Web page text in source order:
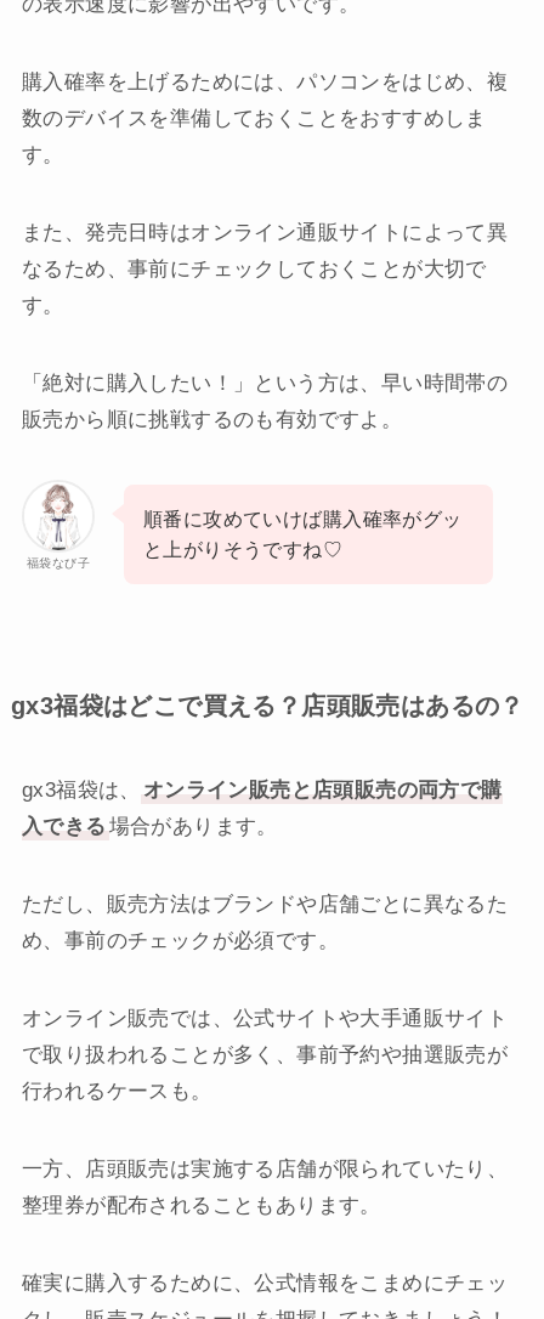
購入確率を上げるためには、パソコンをはじめ、複
数のデバイスを準備しておくことをおすすめしま
す。
また、発売日時はオンライン通販サイトによって異
なるため、事前にチェックしておくことが大切で
す。
「絶対に購入したい！」という方は、早い時間帯の
販売から順に挑戦するのも有効ですよ。
福袋なび子
順番に攻めていけば購入確率がグッ
と上がりそうですね♡
gx3福袋はどこで買える？店頭販売はあるの？
gx3福袋は、
オンライン販売と店頭販売の両方で購
入できる 場合があります。
ただし、販売方法はブランドや店舗ごとに異なるた
め、事前のチェックが必須です。
オンライン販売では、公式サイトや大手通販サイト
で取り扱われることが多く、事前予約や抽選販売が
行われるケースも。
一方、店頭販売は実施する店舗が限られていたり、
整理券が配布されることもあります。
確実に購入するために、公式情報をこまめにチェッ